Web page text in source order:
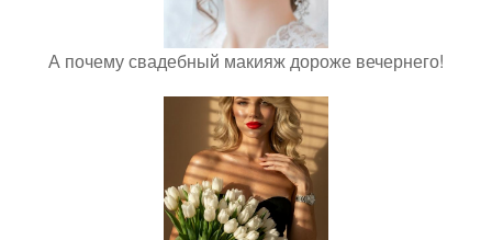
А почему свадебный макияж дороже вечернего!